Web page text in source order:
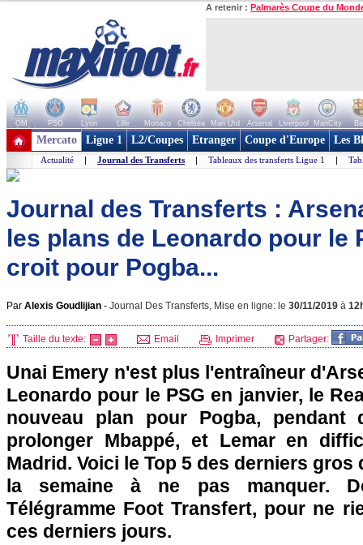
A retenir : Palmarès Coupe du
OM PSG Lyon Lille Monaco Chelsea Man Utd Arsenal Liverpool ManCity
+ de clubs
Mercato Ligue 1 L2/Coupes Etranger Coupe d'Europe Les
Actualité | Journal des Transferts | Tableaux des transferts Ligue 1 |
Journal des Transferts :
les plans de Leonardo pour le
croit pour Pogba...
Par Alexis Goudlijian - Journal Des Transferts, Mise en ligne: le 30/11/2019 à
Taille du texte: Email Imprimer Partager:
Unai Emery n'est plus l'entraîneur
Leonardo pour le PSG en janvier, le
nouveau plan pour Pogba, pendant
prolonger Mbappé, et Lemar en
Madrid. Voici le Top 5 des derniers
la semaine à ne pas manquer.
Télégramme Foot Transfert, pour ne
ces derniers jours.